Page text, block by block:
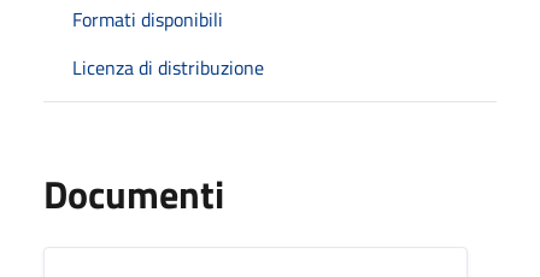
Formati disponibili
Licenza di distribuzione
Documenti